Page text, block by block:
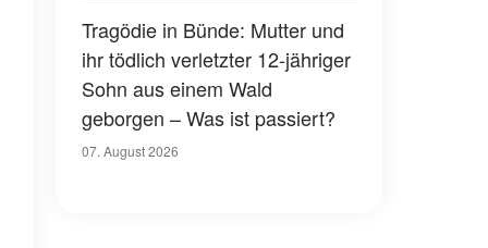
Tragödie in Bünde: Mutter und
ihr tödlich verletzter 12-jähriger
Sohn aus einem Wald
geborgen – Was ist passiert?
07. August 2026